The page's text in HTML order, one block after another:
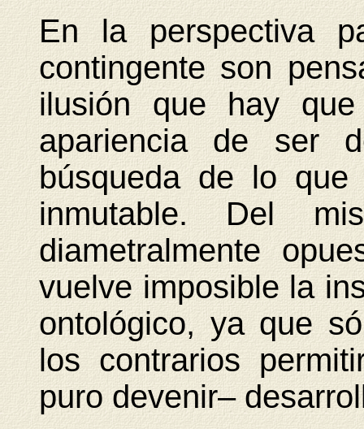
En la perspectiva
contingente son
ilusión que hay
apariencia de ser
búsqueda de lo
inmutable. Del
diametralmente
vuelve imposible la
ontológico, ya que
los contrarios
puro devenir–